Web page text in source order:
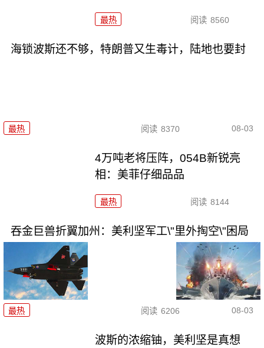
最热 阅读 8560
海锁波斯还不够，特朗普又生毒计，陆地也要封
最热 阅读 8370 08-03
4万吨老将压阵，054B新锐亮
相：美菲仔细品品
最热 阅读 8144
吞金巨兽折翼加州：美利坚军工\"里外掏空\"困局
最热 阅读 6206 08-03
波斯的浓缩铀，美利坚是真想